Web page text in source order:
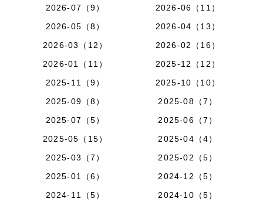
2026-07（9）
2026-06（11）
2026-05（8）
2026-04（13）
2026-03（12）
2026-02（16）
2026-01（11）
2025-12（12）
2025-11（9）
2025-10（10）
2025-09（8）
2025-08（7）
2025-07（5）
2025-06（7）
2025-05（15）
2025-04（4）
2025-03（7）
2025-02（5）
2025-01（6）
2024-12（5）
2024-11（5）
2024-10（5）